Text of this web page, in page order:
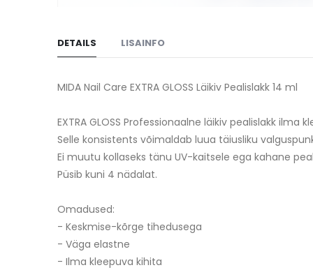
the
of
images
gallery
DETAILS
MIDA Nail Care EXTRA GLOSS Läikiv Pealislakk 14 ml
EXTRA GLOSS Professionaalne läikiv pealislakk ilma
Selle konsistents võimaldab luua täiusliku
Ei muutu kollaseks tänu UV-kaitsele ega kahane
Püsib kuni 4 nädalat.
Omadused:
- Keskmise-kõrge tihedusega
- Väga elastne
- Ilma kleepuva kihita
LISAINFO